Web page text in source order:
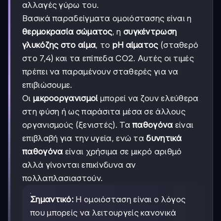
αλλαγές γύρω του.
Βασικά παραδείγματα ομοιόστασης είναι η
θερμοκρασία σώματος, η συγκέντρωση
γλυκόζης στο αίμα, το pH αίματος(σταθερό
στο 7,4) και τα επίπεδα CO2. Αυτές οι τιμές
πρέπει να παραμένουν σταθερές για να
επιβιώσουμε.
Οι μικροοργανισμοί μπορεί να ζουν ελεύθερα
στη φύση ή ως παράσιτα μέσα σε άλλους
οργανισμούς (ξενιστές). Ταπαθογόνα είναι
επιβλαβή για την υγεία, ενώ ταδυνητικά
παθογόνα είναι χρήσιμα σε μικρό αριθμό
αλλά γίνονται επικίνδυνα αν
πολλαπλασιαστούν.
Σημαντικό: Η ομοιόσταση είναι ο λόγος
που μπορείς να λειτουργείς κανονικά